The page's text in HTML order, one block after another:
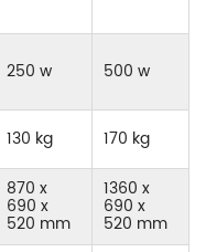
250 w 500 w
130 kg 170 kg
870 x
690 x
520 mm
1360 x
690 x
520 mm